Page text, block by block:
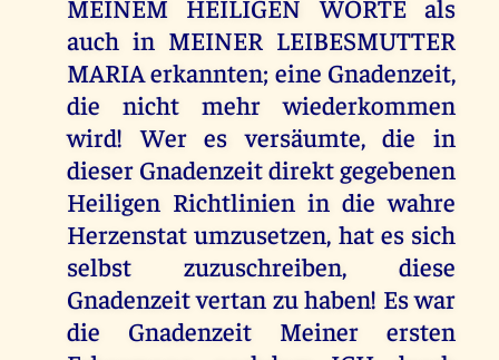
MEINEM HEILIGEN WORTE als
auch in MEINER LEIBESMUTTER
MARIA erkannten; eine Gnadenzeit,
die nicht mehr wiederkommen
wird! Wer es versäumte, die in
dieser Gnadenzeit direkt gegebenen
Heiligen Richtlinien in die wahre
Herzenstat umzusetzen, hat es sich
selbst zuzuschreiben, diese
Gnadenzeit vertan zu haben! Es war
die Gnadenzeit Meiner ersten